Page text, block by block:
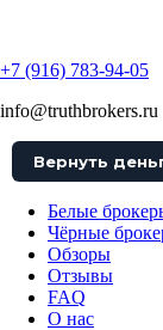
+7 (916) 783-94-05
info@truthbrokers.ru
Вернуть
Белые
Чёрные
Обзоры
Отзывы
FAQ
О нас